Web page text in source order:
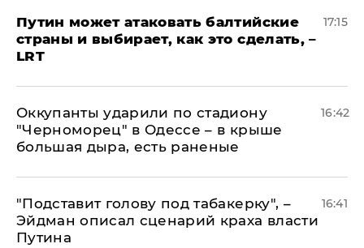
Путин может атаковать балтийские
страны и выбирает, как это сделать, –
LRT
17:15
Оккупанты ударили по стадиону
"Черноморец" в Одессе – в крыше
большая дыра, есть раненые
16:42
​"Подставит голову под табакерку", –
Эйдман описал сценарий краха власти
Путина
16:41